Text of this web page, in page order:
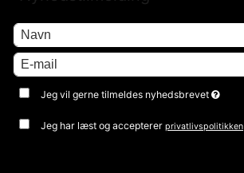
Jeg vil gerne tilmeldes nyhedsbrevet
Jeg har læst og acceptererprivatlivspolitikken